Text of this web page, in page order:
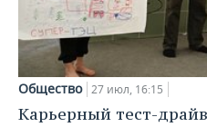
Общество 27 июл, 16:15
Карьерный тест-